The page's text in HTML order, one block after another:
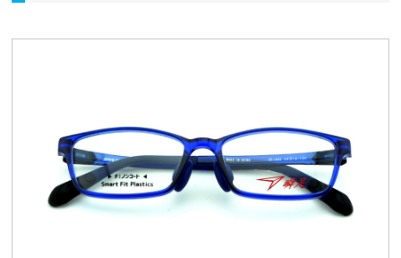
スタッフブログ